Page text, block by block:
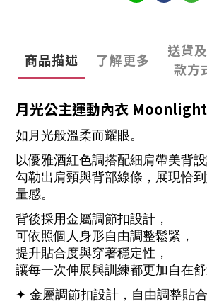
商品描述 了解更多
送貨
款方
月光公主運動內衣
如月光般溫柔而耀眼。
以優雅酒紅色調搭配細肩帶美背設
勾勒出肩頸與背部線條，展現恰
量感。
背後採用金屬調節扣設計，
可依照個人身形自由調整鬆緊，
提升貼合度與穿著穩定性，
讓每一次伸展與訓練都更加自在舒
✦ 金屬調節扣設計，自由調整貼